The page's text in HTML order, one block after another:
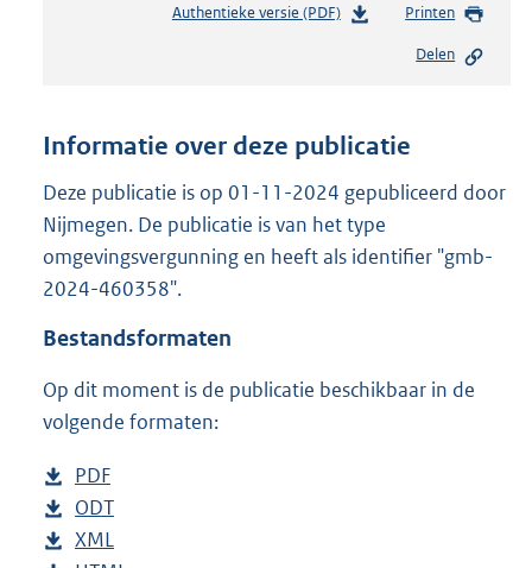
Authentieke versie (PDF)b
n
s
r
o
:
Printen
Delen
Informatie over deze publicatie
Deze publicatie is op 01-11-2024 gepubliceerd door
Nijmegen. De publicatie is van het type
omgevingsvergunning en heeft als identifier "gmb-
2024-460358".
Bestandsformaten
Op dit moment is de publicatie beschikbaar in de
volgende formaten:
D
o
w
PDF
e
s
D
o
ODT
D
XML